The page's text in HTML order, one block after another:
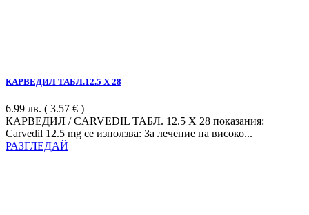
КАРВЕДИЛ ТАБЛ.12.5 Х 28
6.99 лв. ( 3.57 € )
КАРВЕДИЛ / CARVEDIL ТАБЛ. 12.5 Х 28 показания:
Carvedil 12.5 mg се използва: За лечение на високо...
РАЗГЛЕДАЙ